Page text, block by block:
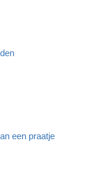
een praatje